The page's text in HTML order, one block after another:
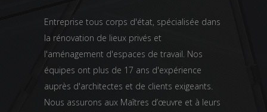
Entreprise tous corps d'état, spécialisée dans
la rénovation de lieux privés et
l'aménagement d'espaces de travail. Nos
équipes ont plus de 17 ans d'expérience
auprès d'architectes et de clients exigeants.
Nous assurons aux Maîtres d’œuvre et à leurs